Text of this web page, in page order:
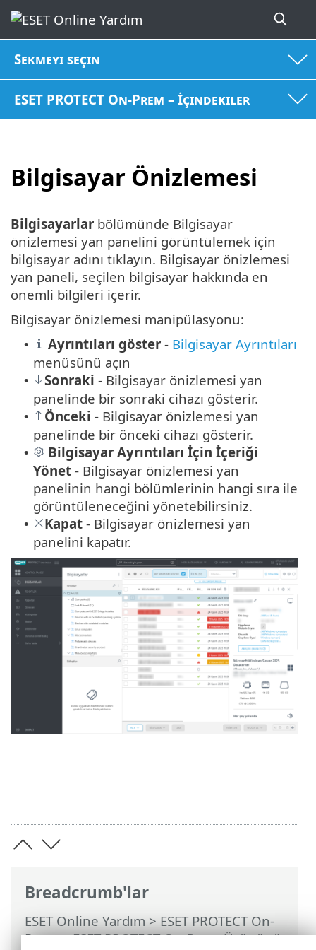
Sekmeyi seçin
ESET PROTECT On-Prem – İçindekiler
Bilgisayar Önizlemesi
Breadcrumb'lar
ESET Online Yardım > ESET PROTECT On-
Prem>ESET PROTECT On-Prem Ürününü
Bilgisayarlar bölümünde Bilgisayar
önizlemesi yan panelini görüntülemek için
bilgisayar adını tıklayın. Bilgisayar önizlemesi
yan paneli, seçilen bilgisayar hakkında en
önemli bilgileri içerir.
Bilgisayar önizlemesi manipülasyonu:
• Ayrıntıları göster - Bilgisayar Ayrıntıları
menüsünü açın
• Sonraki - Bilgisayar önizlemesi yan
panelinde bir sonraki cihazı gösterir.
• Önceki - Bilgisayar önizlemesi yan
panelinde bir önceki cihazı gösterir.
•
Bilgisayar Ayrıntıları İçin İçeriği
Yönet - Bilgisayar önizlemesi yan
panelinin hangi bölümlerinin hangi sıra ile
görüntüleneceğini yönetebilirsiniz.
• Kapat - Bilgisayar önizlemesi yan
panelini kapatır.